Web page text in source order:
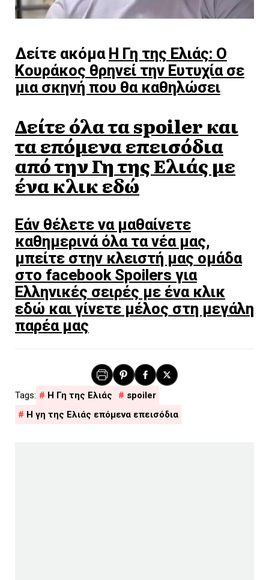
Δείτε ακόμα Η Γη της Ελιάς: Ο
Κουράκος θρηνεί την Ευτυχία σε
μια σκηνή που θα καθηλώσει
Δείτε όλα τα spoiler και
τα επόμενα επεισόδια
από την Γη της Ελιάς με
ένα κλικ εδώ
Εάν θέλετε να μαθαίνετε
καθημερινά όλα τα νέα μας,
μπείτε στην κλειστή μας ομάδα
στο facebook Spoilers για
Ελληνικές σειρές με ένα κλικ
εδώ και γίνετε μέλος στη μεγάλη
παρέα μας
H Γη της Ελιάς
spoiler
Η γη της Ελιάς επόμενα επεισόδια